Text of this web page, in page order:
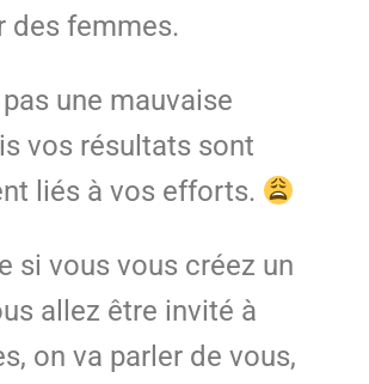
des femmes.
pas une mauvaise
vos résultats sont
liés à vos efforts.
si vous vous créez un
allez être invité à
on va parler de vous,